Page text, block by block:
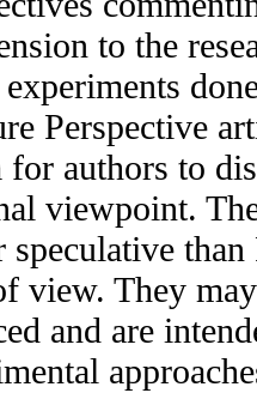
to the
Perspective
authors to
viewpoint.
speculative
view. They
and are